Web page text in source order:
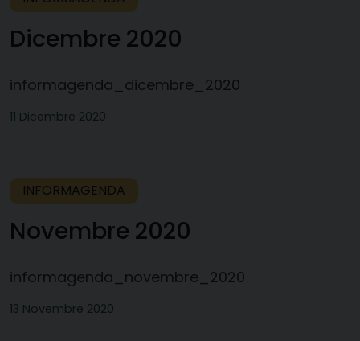
Dicembre 2020
informagenda_dicembre_2020
11 Dicembre 2020
INFORMAGENDA
Novembre 2020
informagenda_novembre_2020
13 Novembre 2020